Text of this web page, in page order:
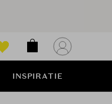
INSPIRATIE